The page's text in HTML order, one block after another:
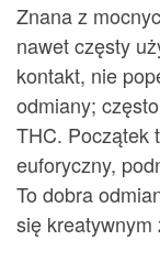
Znana z
nawet częsty
kontakt, nie
odmiany;
THC. Początek
euforyczny,
To dobra
się kreatywnym